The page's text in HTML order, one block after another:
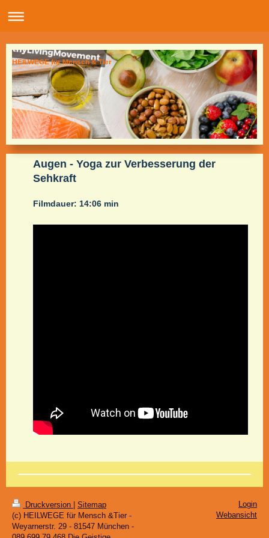
HEILWEGE für Mensch & Tier
Augen - Yoga zur Verbesserung der
Sehkraft
Filmdauer: 14:06 min
Druckversion | Sitemap
(c) HEILWEGE für Mensch &Tier -
Weyarnerstr. 29 - 81547 München -
Login
Webansicht